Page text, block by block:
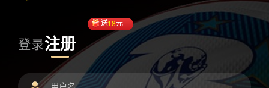
登录注册
送18元